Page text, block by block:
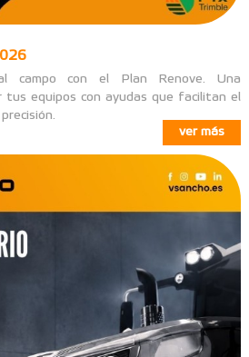
campo con el Plan Renove. Una
tus equipos con ayudas que facilitan el
ver más